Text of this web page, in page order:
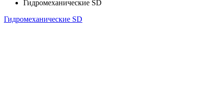
Гидромеханические SD
Гидромеханические SD